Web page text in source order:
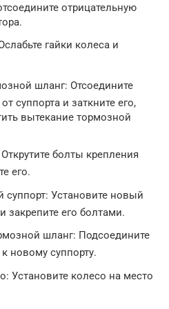
отрицательную
гайки колеса и
шланг: Отсоедините
суппорта и заткните его,
вытекание тормозной
болты крепления
его.
суппорт: Установите новый
закрепите его болтами.
шланг: Подсоедините
новому суппорту.
Установите колесо на место